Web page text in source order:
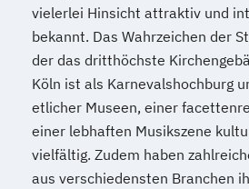
vielerlei Hinsicht attraktiv und
bekannt. Das Wahrzeichen der
der das dritthöchste
Köln ist als Karnevalshochburg
etlicher Museen, einer
einer lebhaften Musikszene
vielfältig. Zudem haben
aus verschiedensten Branchen